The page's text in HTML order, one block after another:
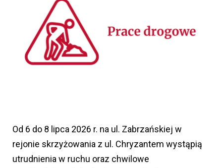
Od 6 do 8 lipca 2026 r. na ul. Zabrzańskiej w
rejonie skrzyżowania z ul. Chryzantem wystąpią
utrudnienia w ruchu oraz chwilowe